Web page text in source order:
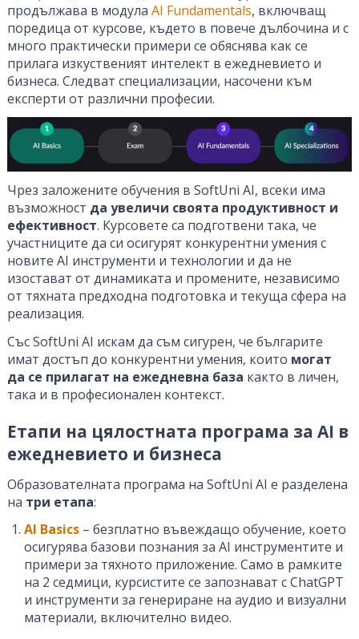
продължава в модула AI Fundamentals, включващ
поредица от курсове, където в повече дълбочина и с
много практически примери се обяснява как се
прилага изкуственият интелект в ежедневието и
бизнеса. Следват специализации, насочени към
експерти от различни професии.
Чрез заложените обучения в SoftUni AI, всеки има
възможност да увеличи своята продуктивност и
ефективност. Курсовете са подготвени така, че
участниците да си осигурят конкурентни умения с
новите AI инструменти и технологии и да не
изостават от динамиката и промените, независимо
от тяхната предходна подготовка и текуща сфера на
реализация.
Със SoftUni AI искам да съм сигурен, че българите
имат достъп до конкурентни умения, които могат
да се прилагат на ежедневна база както в личен,
така и в професионален контекст.
Етапи на цялостната програма за AI в
ежедневието и бизнеса
Образователната програма на SoftUni AI е разделена
на три етапа:
AI Basics – безплатно въвеждащо обучение, което
осигурява базови познания за AI инструментите и
примери за тяхното приложение. Само в рамките
на 2 седмици, курсистите се запознават с ChatGPT
и инструменти за генериране на аудио и визуални
материали, включително видео.